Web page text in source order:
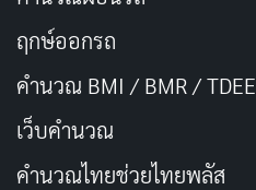
ฤกษ์ออกรถ
คำนวณ BMI / BMR / TDEE
เว็บคํานวณ
คํานวณไทยช่วยไทยพลัส